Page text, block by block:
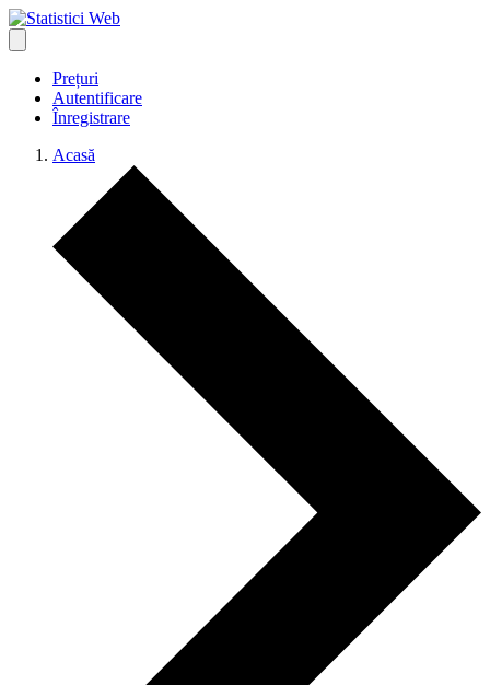
Prețuri
Autentificare
Înregistrare
Acasă